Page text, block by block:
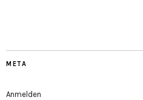
META
Anmelden